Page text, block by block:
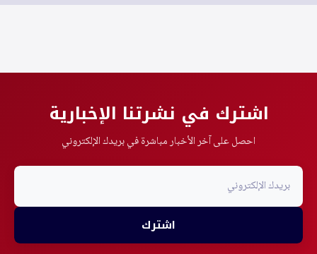
اشترك في نشرتنا الإخبارية
احصل على آخر الأخبار مباشرة في بريدك الإلكتروني
اشترك